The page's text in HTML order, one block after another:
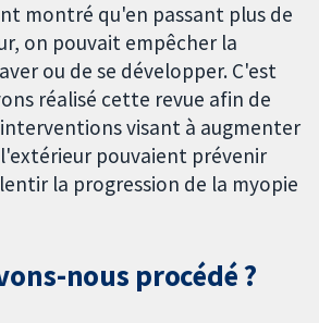
montré qu'en passant plus de
on pouvait empêcher la
ou de se développer. C'est
réalisé cette revue afin de
visant à augmenter
pouvaient prévenir
la progression de la myopie
nous procédé ?